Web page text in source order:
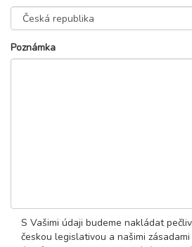
Poznámka
S Vašimi údaji budeme nakládat
českou legislativou a našimi zásadami